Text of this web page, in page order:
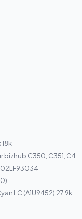
C350, C351, C4...
LC (A1U9452) 27,9k